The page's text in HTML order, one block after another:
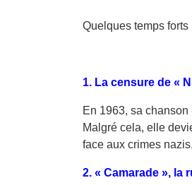
Quelques temps forts
1. La censure de «
En 1963, sa
Malgré cela, elle
face aux crimes
2. « Camarade », la